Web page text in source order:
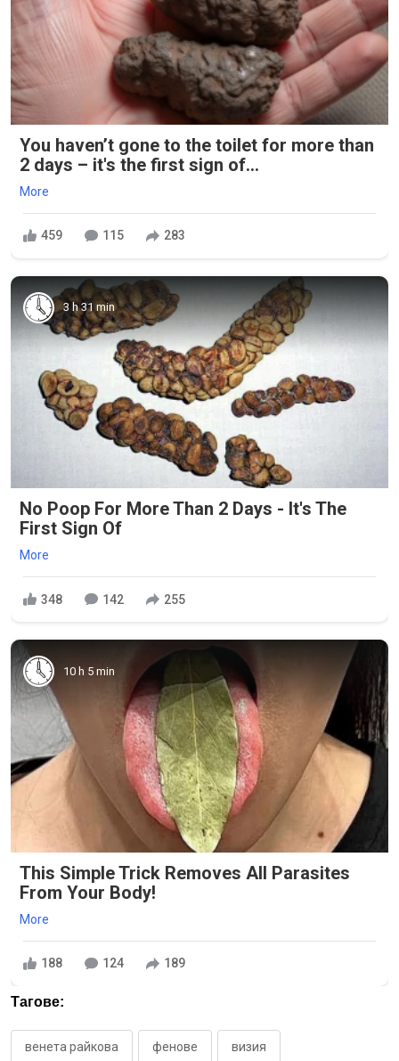
You haven’t gone to the toilet for more than
2 days – it's the first sign of...
More
459 115 283
3 h 31 min
No Poop For More Than 2 Days - It's The
First Sign Of
More
348 142 255
10 h 5 min
This Simple Trick Removes All Parasites
From Your Body!
More
188 124 189
Тагове:
венета райкова фенове визия